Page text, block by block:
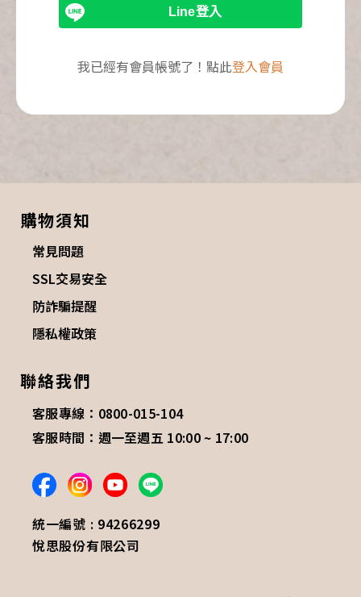
Line登入
我已經有會員帳號了！點此登入會員
購物須知
常見問題
SSL交易安全
防詐騙提醒
隱私權政策
聯絡我們
客服專線：0800-015-104
客服時間：週一至週五 10:00 ~ 17:00
統一編號 : 94266299
悅思股份有限公司